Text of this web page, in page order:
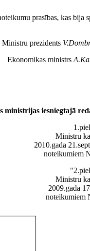
prasības, kas bija
Ministru prezidents
Ekonomikas ministrs
ministrijas iesniegtajā
Ministru
2010.gada
noteikumiem
Ministru
2009.gada
noteikumiem